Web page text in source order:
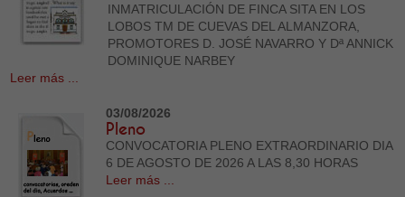
INMATRICULACIÓN DE FINCA SITA EN LOS
LOBOS TM DE CUEVAS DEL ALMANZORA,
PROMOTORES D. JOSÉ NAVARRO Y Dª ANNICK
DOMINIQUE NARBEY
Leer más ...
03/08/2026
Pleno
CONVOCATORIA PLENO EXTRAORDINARIO DIA
6 DE AGOSTO DE 2026 A LAS 8,30 HORAS
Leer más ...